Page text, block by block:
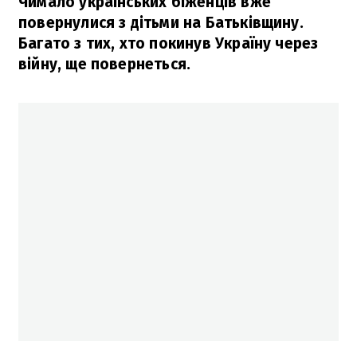
повернулися з дітьми на Батьківщину.
Багато з тих, хто покинув Україну через
війну, ще повернеться.